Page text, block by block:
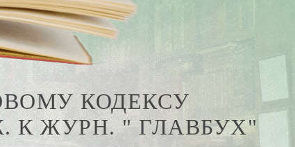
КОДЕКСУ
К ЖУРН. " ГЛАВБУХ"